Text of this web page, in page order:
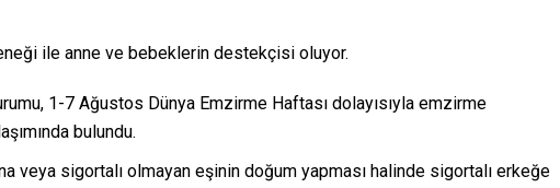
ile anne ve bebeklerin destekçisi oluyor.
1-7 Ağustos Dünya Emzirme Haftası dolayısıyla emzirme
bulundu.
veya sigortalı olmayan eşinin doğum yapması halinde sigortalı erkeğe